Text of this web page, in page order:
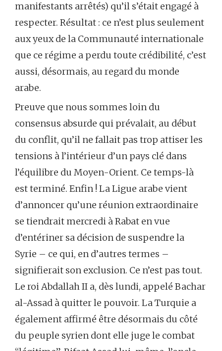
manifestants arrêtés) qu’il s’était engagé à
respecter. Résultat : ce n’est plus seulement
aux yeux de la Communauté internationale
que ce régime a perdu toute crédibilité, c’est
aussi, désormais, au regard du monde
arabe.
Preuve que nous sommes loin du
consensus absurde qui prévalait, au début
du conflit, qu’il ne fallait pas trop attiser les
tensions à l’intérieur d’un pays clé dans
l’équilibre du Moyen-Orient. Ce temps-là
est terminé. Enfin ! La Ligue arabe vient
d’annoncer qu’une réunion extraordinaire
se tiendrait mercredi à Rabat en vue
d’entériner sa décision de suspendre la
Syrie – ce qui, en d’autres termes –
signifierait son exclusion. Ce n’est pas tout.
Le roi Abdallah II a, dès lundi, appelé Bachar
al-Assad à quitter le pouvoir. La Turquie a
également affirmé être désormais du côté
du peuple syrien dont elle juge le combat